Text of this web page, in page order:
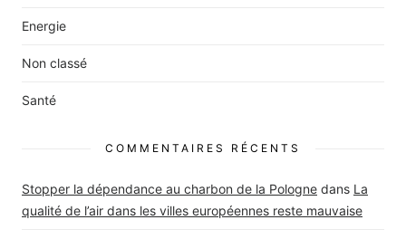
Energie
Non classé
Santé
COMMENTAIRES RÉCENTS
Stopper la dépendance au charbon de la Pologne dans La
qualité de l’air dans les villes européennes reste mauvaise